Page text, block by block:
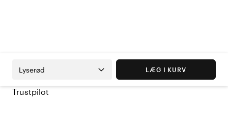
Lyserød LÆG I KURV
Trustpilot